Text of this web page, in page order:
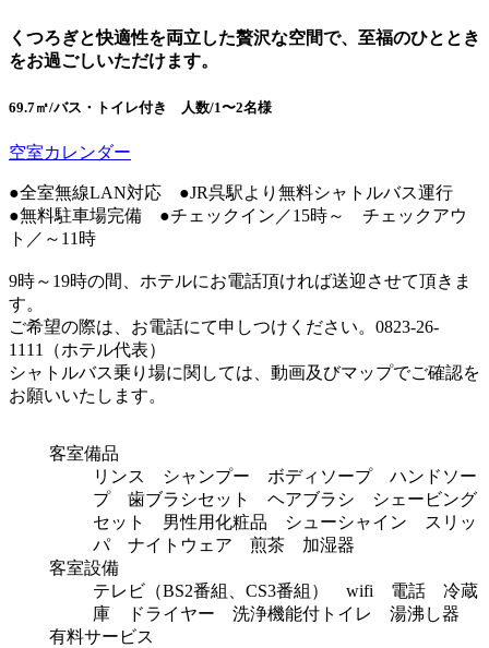
くつろぎと快適性を両立した贅沢な空間で、至福のひととき
をお過ごしいただけます。
69.7㎡/バス・トイレ付き 人数/1〜2名様
空室カレンダー
●全室無線LAN対応 ●JR呉駅より無料シャトルバス運行
●無料駐車場完備 ●チェックイン／15時～ チェックアウ
ト／～11時
9時～19時の間、ホテルにお電話頂ければ送迎させて頂きま
す。
ご希望の際は、お電話にて申しつけください。0823-26-
1111（ホテル代表）
シャトルバス乗り場に関しては、動画及びマップでご確認を
お願いいたします。
客室備品
リンス シャンプー ボディソープ ハンドソー
プ 歯ブラシセット ヘアブラシ シェービング
セット 男性用化粧品 シューシャイン スリッ
パ ナイトウェア 煎茶 加湿器
客室設備
テレビ（BS2番組、CS3番組） wifi 電話 冷蔵
庫 ドライヤー 洗浄機能付トイレ 湯沸し器
有料サービス